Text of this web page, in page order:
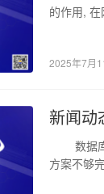
的作用,
2025年7月
新闻动
数据库
方案不够